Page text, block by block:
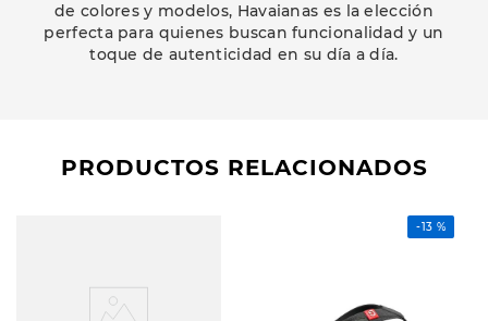
de colores y modelos, Havaianas es la elección
perfecta para quienes buscan funcionalidad y un
toque de autenticidad en su día a día.
PRODUCTOS RELACIONADOS
-13 %